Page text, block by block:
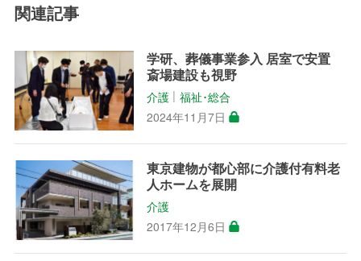
関連記事
学研、葬儀事業参入 居室で安置
斎場建設も視野
介護 │福祉･総合
2024年11月7日
東京建物が都心部に介護付有料老
人ホームを展開
介護
2017年12月6日